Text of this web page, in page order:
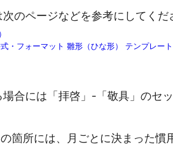
のページなどを参考にしてくだ
・フォーマット 雛形（ひな形） テンプレー
合には「拝啓」-「敬具」のセ
所には、月ごとに決まった慣